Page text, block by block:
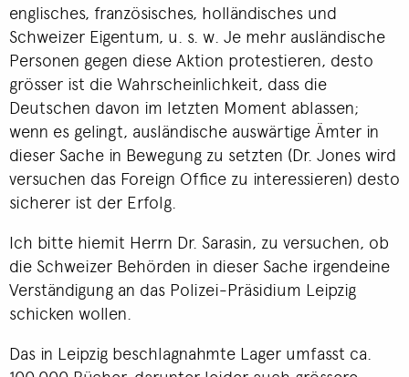
englisches, französisches, holländisches und
Schweizer Eigentum, u. s. w. Je mehr ausländische
Personen gegen diese Aktion protestieren, desto
grösser ist die Wahrscheinlichkeit, dass die
Deutschen davon im letzten Moment ablassen;
wenn es gelingt, ausländische auswärtige Ämter in
dieser Sache in Bewegung zu setzten (Dr. Jones wird
versuchen das Foreign Office zu interessieren) desto
sicherer ist der Erfolg.
Ich bitte hiemit Herrn Dr. Sarasin, zu versuchen, ob
die Schweizer Behörden in dieser Sache irgendeine
Verständigung an das Polizei-Präsidium Leipzig
schicken wollen.
Das in Leipzig beschlagnahmte Lager umfasst ca.